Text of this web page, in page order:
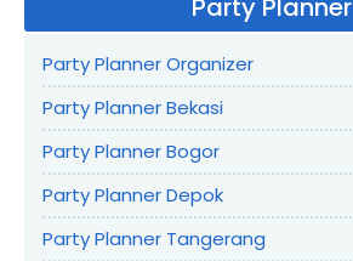
Party Planner
Party Planner Organizer
Party Planner Bekasi
Party Planner Bogor
Party Planner Depok
Party Planner Tangerang